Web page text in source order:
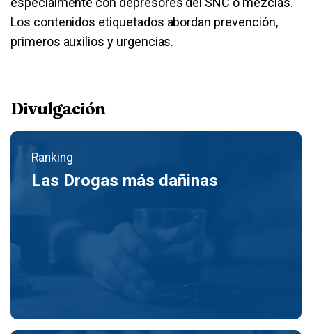
Los contenidos etiquetados abordan prevención,
primeros auxilios y urgencias.
Divulgación
Ranking
Las Drogas más dañinas